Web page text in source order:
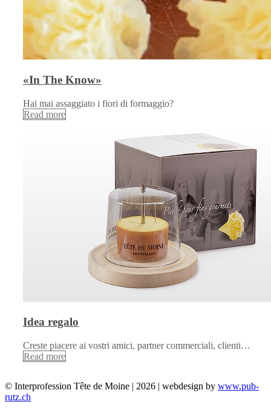
«In The Know»
Hai mai assaggiato i fiori di formaggio?
Read more
Idea regalo
Creste piacere ai vostri amici, partner commerciali, clienti…
Read more
© Interprofession Tête de Moine | 2026 | webdesign by www.pub-
rutz.ch